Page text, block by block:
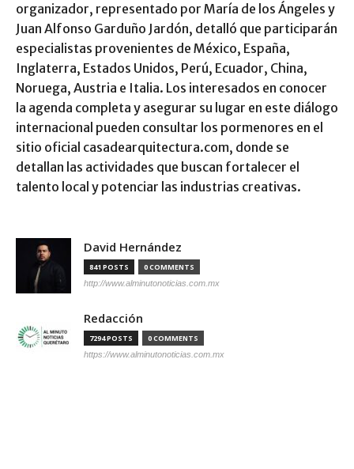
organizador, representado por María de los Ángeles y
Juan Alfonso Garduño Jardón, detalló que participarán
especialistas provenientes de México, España,
Inglaterra, Estados Unidos, Perú, Ecuador, China,
Noruega, Austria e Italia. Los interesados en conocer
la agenda completa y asegurar su lugar en este diálogo
internacional pueden consultar los pormenores en el
sitio oficial casadearquitectura.com, donde se
detallan las actividades que buscan fortalecer el
talento local y potenciar las industrias creativas.
David Hernández
841 POSTS 0 COMMENTS
http://www.alminutonoticias.com.mx
Redacción
7294 POSTS 0 COMMENTS
https://www.alminutonoticias.com.mx